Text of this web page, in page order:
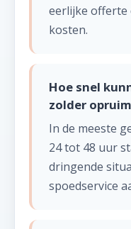
eerlijke offerte
kosten.
Hoe snel
zolder
In de meeste
24 tot 48 uur
dringende
spoedservice